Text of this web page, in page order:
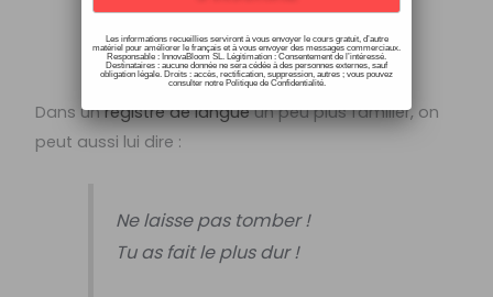
C’est presque fini !
Dans unregistre de langueun peu plus familier, on
peut aussi lui dire :
Ne laisse pas tomber !
Tu as fait le plus dur !
Les informations recueillies serviront à vous envoyer le cours gratuit, d’autre
matériel pour améliorer le français et à vous envoyer des messages commerciaux.
Responsable : InnovaBloom SL. Légitimation : Consentement de l’intéressé.
Destinataires : aucune donnée ne sera cédée à des personnes externes, sauf
obligation légale. Droits : accès, rectification, suppression, autres ; vous pouvez
consulter notre Politique de Confidentialité.